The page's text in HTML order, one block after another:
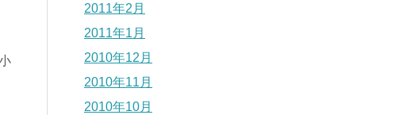
2011年2月
2011年1月
2010年12月
2010年11月
2010年10月